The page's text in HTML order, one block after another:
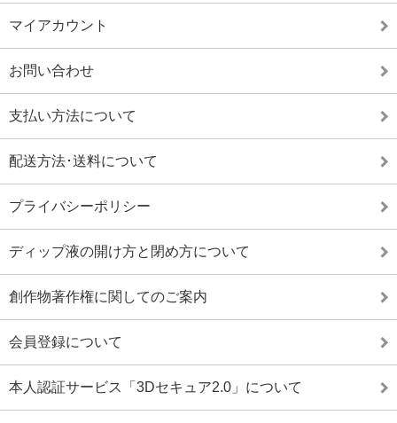
マイアカウント
お問い合わせ
支払い方法について
配送方法･送料について
プライバシーポリシー
ディップ液の開け方と閉め方について
創作物著作権に関してのご案内
会員登録について
本人認証サービス「3Dセキュア2.0」について